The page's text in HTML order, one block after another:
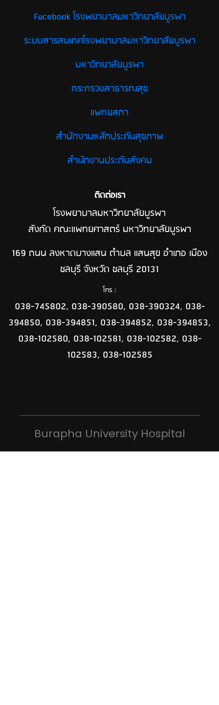
Facebook โรงพยาบาลมหาวิทยาลัยบูรพา
ระบบสารสนเทศโรงพยาบาลมหาวิทยาลัยบูรพา
มหาวิทยาลัยบูรพา
กระทรวงสาธารณสุข
แพทยสภา
สำนักงานหลักประกันสุขภาพ
สำนักงานประกันสังคม
ติดต่อเรา
โรงพยาบาลมหาวิทยาลัยบูรพา
สังกัด คณะแพทยศาสตร์ มหาวิทยาลัยบูรพา
169 ถนน ลงหาดบางแสน ตำบล แสนสุข อำเภอ เมือง
ชลบุรี จังหวัด ชลบุรี 20131
โทร :
038-745802, 038-390580, 038-390324, 038-
394850, 038-394851, 038-394852, 038-394853,
038-102580, 038-102581, 038-102582, 038-
102583, 038-102585
Burapha University Hospital